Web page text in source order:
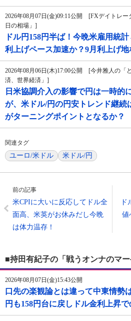
2026年08月07日(金)09:11公開 [FXデイトレー
日の相場」]
ドル円158円半ば！今晩米雇用統
利上げペース加速か？9月利上げ地
2026年08月06日(木)17:00公開 [今井雅人の「
済、世界経済」]
日米協調介入の影響で円は一時的
が、米ドル/円の円安トレンド継続
がターニングポイントとなるか？
関連タグ
ユーロ/米ドル 米ドル/円
前の記事
米CPIに大いに反応してドル全
面高、米英がお休みだし今晩
は体力温存！
値
■持田有紀子の「戦うオンナのマ
2026年08月07日(金)15:43公開
口先の楽観論とは違って中東情勢
円も158円台に戻しドル金利上昇